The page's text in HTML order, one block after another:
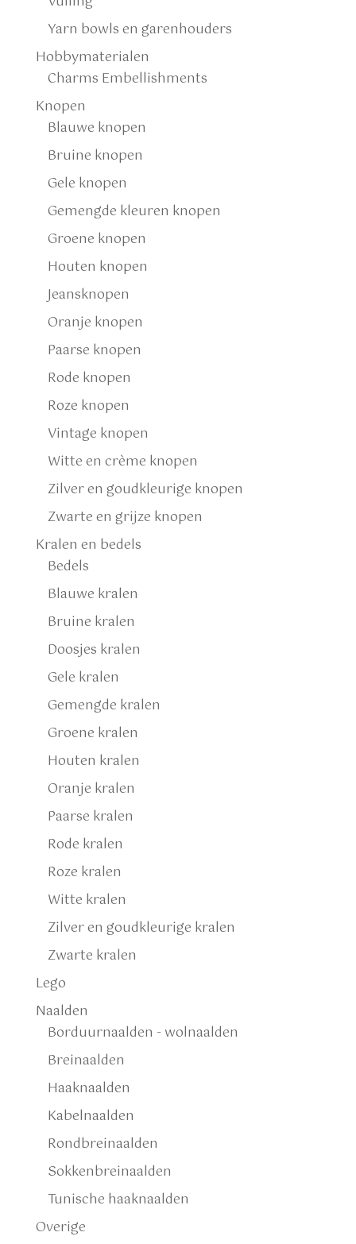
Yarn bowls en garenhouders
Hobbymaterialen
Charms Embellishments
Knopen
Blauwe knopen
Bruine knopen
Gele knopen
Gemengde kleuren knopen
Groene knopen
Houten knopen
Jeansknopen
Oranje knopen
Paarse knopen
Rode knopen
Roze knopen
Vintage knopen
Witte en crème knopen
Zilver en goudkleurige knopen
Zwarte en grijze knopen
Kralen en bedels
Bedels
Blauwe kralen
Bruine kralen
Doosjes kralen
Gele kralen
Gemengde kralen
Groene kralen
Houten kralen
Oranje kralen
Paarse kralen
Rode kralen
Roze kralen
Witte kralen
Zilver en goudkleurige kralen
Zwarte kralen
Lego
Naalden
Borduurnaalden - wolnaalden
Breinaalden
Haaknaalden
Kabelnaalden
Rondbreinaalden
Sokkenbreinaalden
Tunische haaknaalden
Overige